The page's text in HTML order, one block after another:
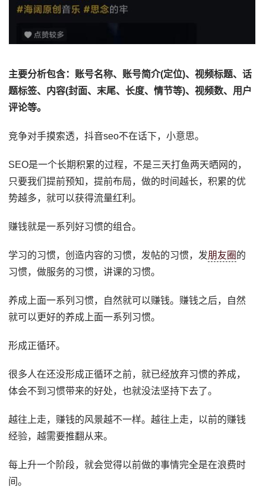
主要分析包含：账号名称、账号简介(定位)、视频标题、话
题标签、内容(封面、末尾、长度、情节等)、视频数、用户
评论等。
竞争对手摸索透，抖音seo不在话下，小意思。
SEO是一个长期积累的过程，不是三天打鱼两天晒网的，
只要我们提前预知，提前布局，做的时间越长，积累的优
势越多，就可以获得流量红利。
赚钱就是一系列好习惯的组合。
学习的习惯，创造内容的习惯，发帖的习惯，发朋友圈 的
习惯，做服务的习惯，讲课的习惯。
养成上面一系列习惯，自然就可以赚钱。赚钱之后，自然
就可以更好的养成上面一系列习惯。
形成正循环。
很多人在还没形成正循环之前，就已经放弃习惯的养成，
体会不到习惯带来的好处，也就没法坚持下去了。
越往上走，赚钱的风景越不一样。越往上走，以前的赚钱
经验，越需要推翻从来。
每上升一个阶段，就会觉得以前做的事情完全是在浪费时
间。